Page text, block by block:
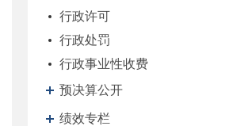
行政许可
行政处罚
行政事业性收费
预决算公开
绩效专栏